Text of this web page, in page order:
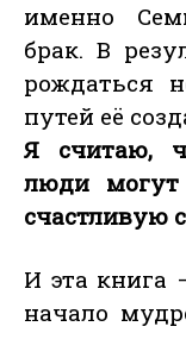
именно
брак. В
рождаться
путей её
Я считаю,
люди могут
счастливую
И эта книга
начало